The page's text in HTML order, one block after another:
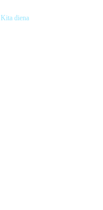
Kita diena